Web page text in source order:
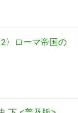
〉ローマ帝国の